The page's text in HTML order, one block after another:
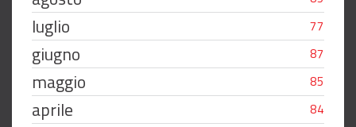
luglio 77
giugno 87
maggio 85
aprile 84